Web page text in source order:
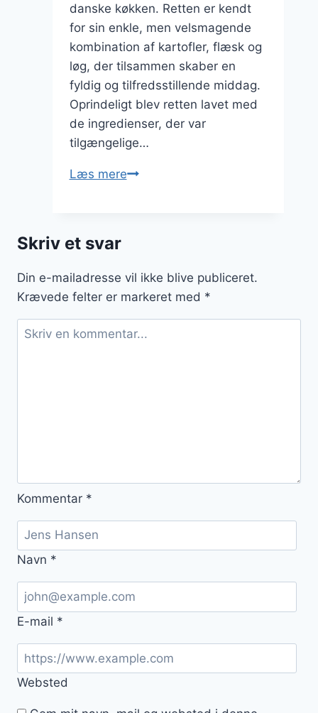
danske køkken. Retten er kendt
for sin enkle, men velsmagende
kombination af kartofler, flæsk og
løg, der tilsammen skaber en
fyldig og tilfredsstillende middag.
Oprindeligt blev retten lavet med
de ingredienser, der var
tilgængelige…
Læs mereBrændende
Skriv et svar
Din e-mailadresse vil ikke blive publiceret.
Krævede felter er markeret med *
Kommentar *
Navn *
E-mail *
Websted